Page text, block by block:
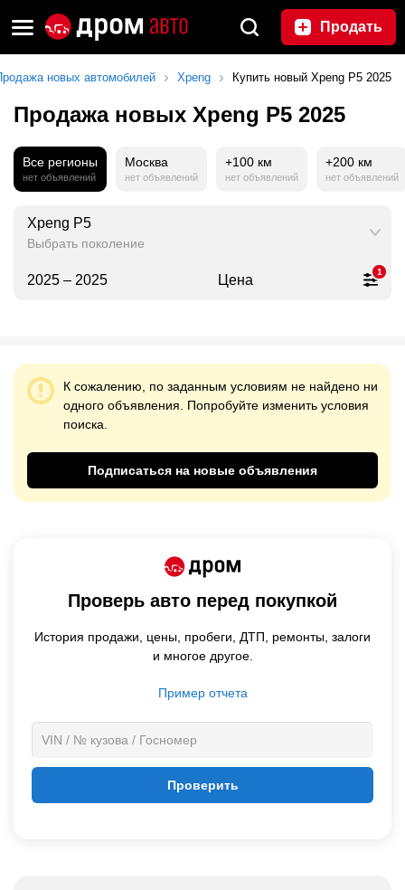
Продать
новых автомобилей Xpeng Купить новый Xpeng P5 2025
Продажа новых Xpeng P5 2025
Все регионы
нет объявлений
Москва
нет объявлений
+100 км
нет объявлений
+200 км
нет объявлений
Xpeng P5
Выбрать поколение
2025 – 2025 Цена 1
К сожалению, по заданным условиям не найдено ни
одного объявления. Попробуйте изменить условия
поиска.
Подписаться на новые объявления
Проверь авто перед покупкой
История продажи, цены, пробеги, ДТП, ремонты, залоги
и многое другое.
Проверить
Пример отчета